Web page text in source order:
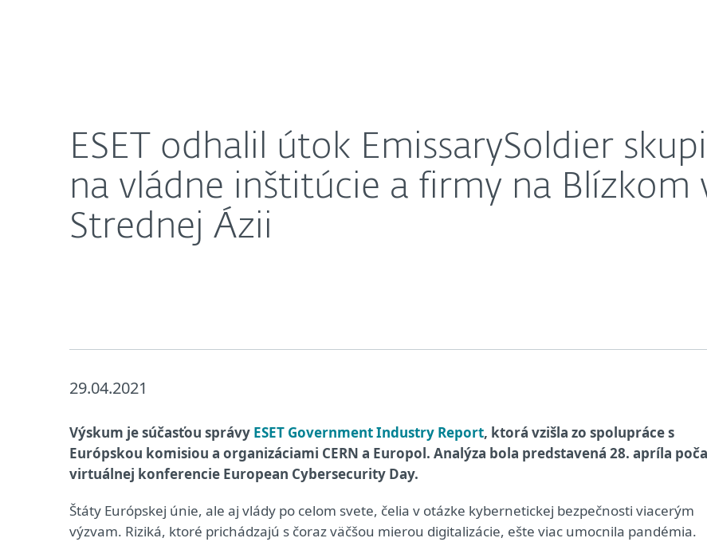
ESET odhalil útok EmissarySoldier
na vládne inštitúcie a firmy na Blízkom
Strednej Ázii
29.04.2021
Výskum je súčasťou správy ESET Government Industry Report, ktorá vzišla zo spolupráce s
Európskou komisiou a organizáciami CERN a Europol. Analýza bola predstavená 28. apríla
virtuálnej konferencie European Cybersecurity Day.
Štáty Európskej únie, ale aj vlády po celom svete, čelia v otázke kybernetickej bezpečnosti viacerým
výzvam. Riziká, ktoré prichádzajú s čoraz väčšou mierou digitalizácie, ešte viac umocnila pandémia.